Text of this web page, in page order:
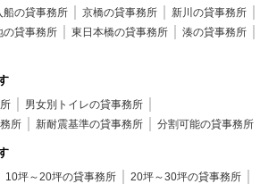
船の貸事務所 京橋の貸事務所
新川の貸事務所
の貸事務所 東日本橋の貸事務所
湊の貸事務所
男女別トイレの貸事務所
所
新耐震基準の貸事務所 分割可能の貸事務所
10坪～20坪の貸事務所
20坪～30坪の貸事務所